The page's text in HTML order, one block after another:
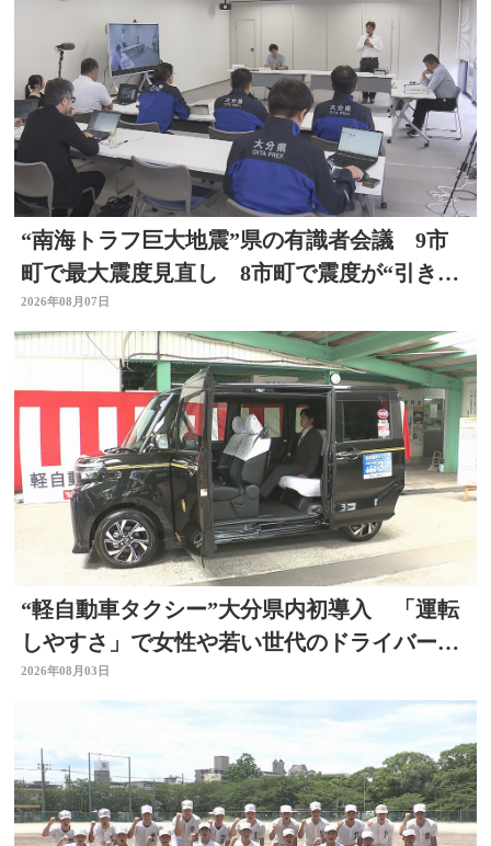
“南海トラフ巨大地震”県の有識者会議 9市
町で最大震度見直し 8市町で震度が“引き上
げ” 大分
2026年08月07日
“軽自動車タクシー”大分県内初導入 「運転
しやすさ」で女性や若い世代のドライバー確
保へ
2026年08月03日